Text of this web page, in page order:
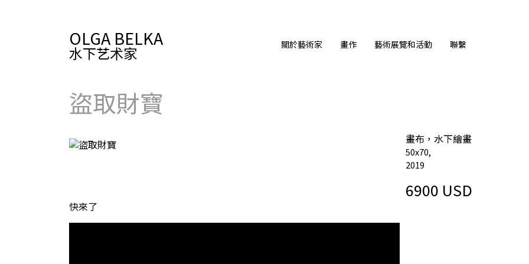
OLGA BELKA
水下艺术家
關於藝術家 畫作 藝術展覽和活動 聯繫
盜取財寶
畫布，水下繪畫
50х70,
2019
6900 USD
快來了